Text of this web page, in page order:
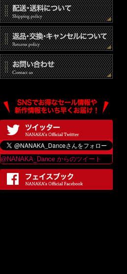
@NANAKA_Dance からのツイート